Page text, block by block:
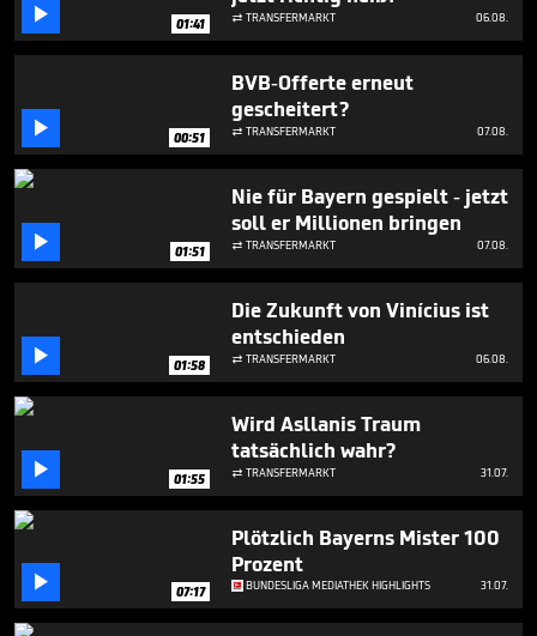
minutes,
 01:41  TRANSFERMARKT 06.08.
 00:51
BVB-Offerte erneut
gescheitert?
 TRANSFERMARKT 07.08.
 01:51
Nie für Bayern gespielt - jetzt
soll er Millionen bringen
 TRANSFERMARKT 07.08.
 01:58
Die Zukunft von Vinícius ist
entschieden
 TRANSFERMARKT 06.08.
 01:55
Wird Asllanis Traum
tatsächlich wahr?
 TRANSFERMARKT 31.07.
 07:17
Plötzlich Bayerns Mister 100
Prozent
BUNDESLIGA MEDIATHEK HIGHLIGHTS 31.07.